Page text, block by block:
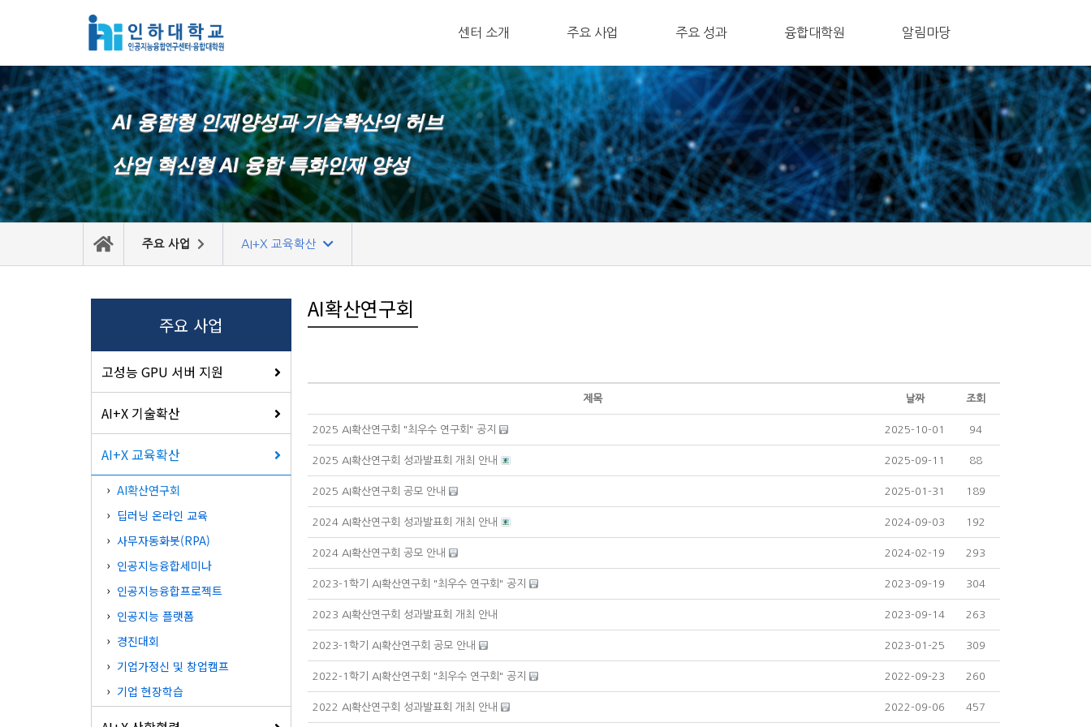
텐
츠
로
건
너
뛰
기
ㅤ센터 소개 주요 사업 ㅤ주요 성과 융합대학원 알림마당
AI 융합형 인재양성과 기술확산의 허브
산업 혁신형 AI 융합 특화인재 양성
주요 사업 AI+X 교육확산
주요 사업
고성능 GPU 서버 지원
AI+X 기술확산
AI+X 교육확산
AI확산연구회
딥러닝 온라인 교육
사무자동화봇(RPA)
인공지능융합세미나
인공지능융합프로젝트
인공지능 플랫폼
경진대회
기업가정신 및 창업캠프
기업 현장학습
AI확산연구회
제목 날짜 조회
2025 AI확산연구회 "최우수 연구회" 공지 2025-10-01 94
2025 AI확산연구회 성과발표회 개최 안내 2025-09-11 88
2025 AI확산연구회 공모 안내 2025-01-31 189
2024 AI확산연구회 성과발표회 개최 안내 2024-09-03 192
2024 AI확산연구회 공모 안내 2024-02-19 293
2023-1학기 AI확산연구회 "최우수 연구회" 공지 2023-09-19 304
2023 AI확산연구회 성과발표회 개최 안내 2023-09-14 263
2023-1학기 AI확산연구회 공모 안내 2023-01-25 309
2022-1학기 AI확산연구회 "최우수 연구회" 공지 2022-09-23 260
2022 AI확산연구회 성과발표회 개최 안내 2022-09-06 457